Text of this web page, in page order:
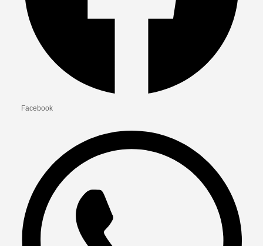
Facebook